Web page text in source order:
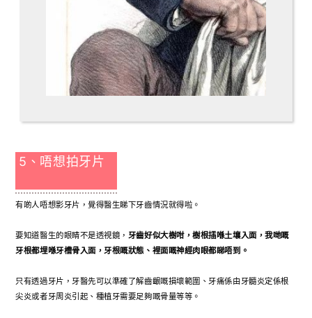
5、唔想拍牙片
有啲人唔想影牙片，覺得醫生睇下牙齒情況就得啦。
要知道醫生的眼睛不是透視鏡， 牙齒好似大樹咁，樹根插喺土壤入面，我哋嘅
牙根都埋喺牙槽骨入面，牙根嘅狀態、裡面嘅神經肉眼都睇唔到。
只有透過牙片，牙醫先可以準確了解齒齦嘅損壞範圍、牙痛係由牙髓炎定係根
尖炎或者牙周炎引起、種植牙需要足夠嘅骨量等等。